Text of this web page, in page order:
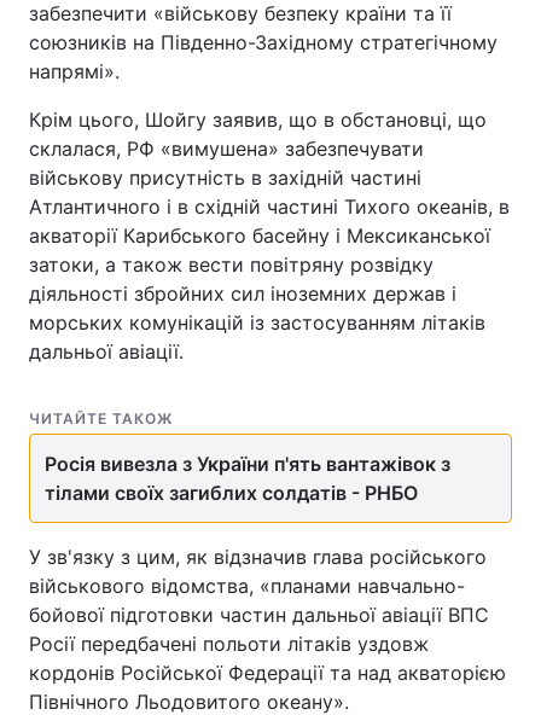
забезпечити «військову безпеку країни та її
союзників на Південно-Західному стратегічному
напрямі».
Крім цього, Шойгу заявив, що в обстановці, що
склалася, РФ «вимушена» забезпечувати
військову присутність в західній частині
Атлантичного і в східній частині Тихого океанів, в
акваторії Карибського басейну і Мексиканської
затоки, а також вести повітряну розвідку
діяльності збройних сил іноземних держав і
морських комунікацій із застосуванням літаків
дальньої авіації.
ЧИТАЙТЕ ТАКОЖ
Росія вивезла з України п'ять вантажівок з
тілами своїх загиблих солдатів - РНБО
У зв'язку з цим, як відзначив глава російського
військового відомства, «планами навчально-
бойової підготовки частин дальньої авіації ВПС
Росії передбачені польоти літаків уздовж
кордонів Російської Федерації та над акваторією
Північного Льодовитого океану».